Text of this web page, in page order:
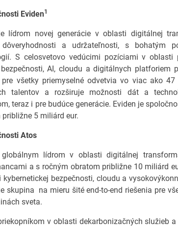
Eviden1
lídrom novej generácie v oblasti digitálnej
a udržateľnosti, s bohatým
S celosvetovo vedúcimi pozíciami v oblasti
AI, cloudu a digitálnych platforiem
všetky priemyselné odvetvia vo viac ako
talentov a rozširuje možnosti dát a
teraz i pre budúce generácie. Eviden je
5 miliárd eur.
Atos
lídrom v oblasti digitálnej
a s ročným obratom približne 10 miliárd
bezpečnosti, cloudu a
skupina na mieru šité end-to-end riešenia pre
sveta.
v oblasti dekarbonizačných služieb